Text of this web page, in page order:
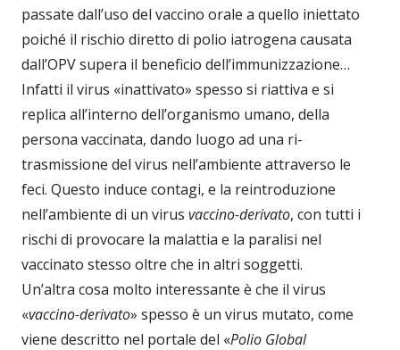
passate dall’uso del vaccino orale a quello iniettato
poiché il rischio diretto di polio iatrogena causata
dall’OPV supera il beneficio dell’immunizzazione…
Infatti il virus «inattivato» spesso si riattiva e si
replica all’interno dell’organismo umano, della
persona vaccinata, dando luogo ad una ri-
trasmissione del virus nell’ambiente attraverso le
feci. Questo induce contagi, e la reintroduzione
nell’ambiente di un virus vaccino-derivato, con tutti i
rischi di provocare la malattia e la paralisi nel
vaccinato stesso oltre che in altri soggetti.
Un’altra cosa molto interessante è che il virus
«vaccino-derivato» spesso è un virus mutato, come
viene descritto nel portale del «Polio Global